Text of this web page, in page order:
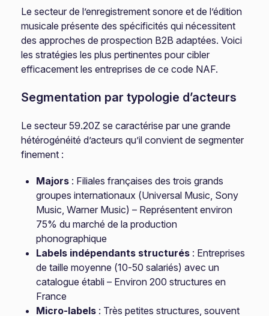
Le secteur de l’enregistrement sonore et de l’édition
musicale présente des spécificités qui nécessitent
des approches de prospection B2B adaptées. Voici
les stratégies les plus pertinentes pour cibler
efficacement les entreprises de ce code NAF.
Segmentation par typologie d’acteurs
Le secteur 59.20Z se caractérise par une grande
hétérogénéité d’acteurs qu’il convient de segmenter
finement :
Majors : Filiales françaises des trois grands
groupes internationaux (Universal Music, Sony
Music, Warner Music) – Représentent environ
75% du marché de la production
phonographique
Labels indépendants structurés : Entreprises
de taille moyenne (10-50 salariés) avec un
catalogue établi – Environ 200 structures en
France
Micro-labels : Très petites structures, souvent